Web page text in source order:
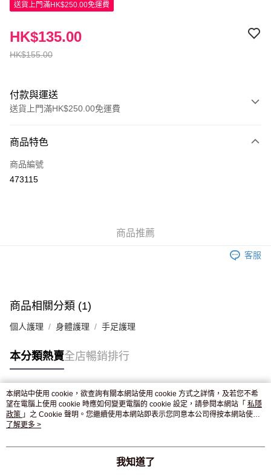
送貨上門滿HK$250.00免運費
HK$155.00
HK$135.00
付款與運送
送貨上門滿HK$250.00免運費
信用卡
Apple Pay
商品特色
商品編號
473115
商品推薦
客服
商品相關分類 (1)
個人護理 身體護理 手足護理
本分類熱賣全店暢銷排行
熱門標籤
熱銷排行
本網站中使用 cookie，欲查詢有關本網站使用 cookie 方式之詳情，及若您不希
望在電腦上使用 cookie 時應如何變更電腦的 cookie 設定，請參閱本網站「 私隱
政策 」之 Cookie 聲明。您繼續使用本網站即表示您同意本公司得按本網站使用
條款之 Cookie 聲明使用 cookie。
了解更多 >
我知道了